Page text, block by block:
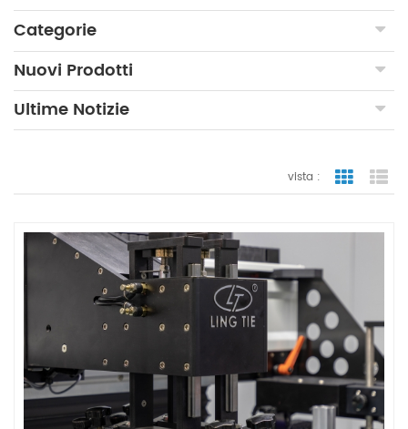
Categorie
Nuovi Prodotti
Ultime Notizie
vista : vista a